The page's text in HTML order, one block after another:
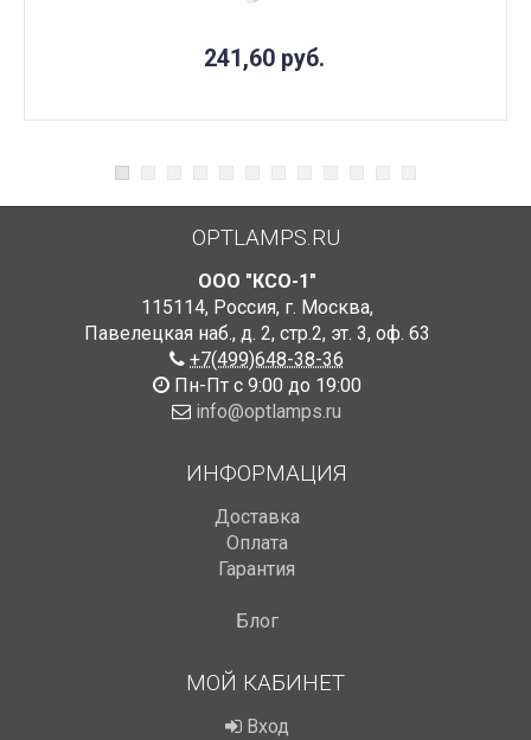
241,60 руб.
OPTLAMPS.RU
ООО "КСО-1"
115114, Россия, г. Москва,
Павелецкая наб., д. 2, стр.2, эт. 3, оф. 63
+7(499)648-38-36
Пн-Пт с 9:00 до 19:00
info@optlamps.ru
ИНФОРМАЦИЯ
Доставка
Оплата
Гарантия
Блог
МОЙ КАБИНЕТ
Вход